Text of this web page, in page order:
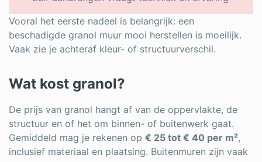
Vooral het eerste nadeel is belangrijk: een
beschadigde granol muur mooi herstellen is moeilijk.
Vaak zie je achteraf kleur- of structuurverschil.
Wat kost granol?
De prijs van granol hangt af van de oppervlakte, de
structuur en of het om binnen- of buitenwerk gaat.
Gemiddeld mag je rekenen op € 25 tot € 40 per m²,
inclusief materiaal en plaatsing. Buitenmuren zijn vaak